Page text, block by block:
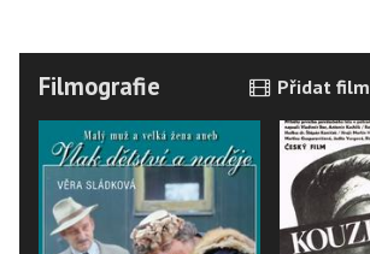
Filmografie Přidat film